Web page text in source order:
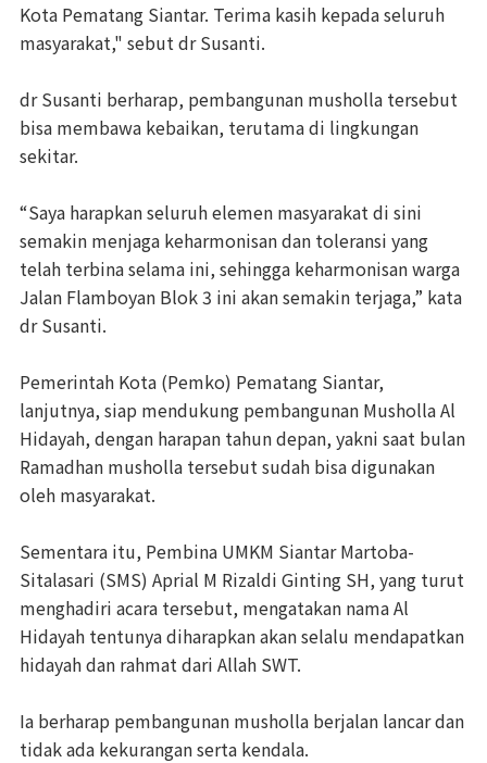
Kota Pematang Siantar. Terima kasih kepada seluruh
masyarakat," sebut dr Susanti.
dr Susanti berharap, pembangunan musholla tersebut
bisa membawa kebaikan, terutama di lingkungan
sekitar.
“Saya harapkan seluruh elemen masyarakat di sini
semakin menjaga keharmonisan dan toleransi yang
telah terbina selama ini, sehingga keharmonisan warga
Jalan Flamboyan Blok 3 ini akan semakin terjaga,” kata
dr Susanti.
Pemerintah Kota (Pemko) Pematang Siantar,
lanjutnya, siap mendukung pembangunan Musholla Al
Hidayah, dengan harapan tahun depan, yakni saat bulan
Ramadhan musholla tersebut sudah bisa digunakan
oleh masyarakat.
Sementara itu, Pembina UMKM Siantar Martoba-
Sitalasari (SMS) Aprial M Rizaldi Ginting SH, yang turut
menghadiri acara tersebut, mengatakan nama Al
Hidayah tentunya diharapkan akan selalu mendapatkan
hidayah dan rahmat dari Allah SWT.
Ia berharap pembangunan musholla berjalan lancar dan
tidak ada kekurangan serta kendala.